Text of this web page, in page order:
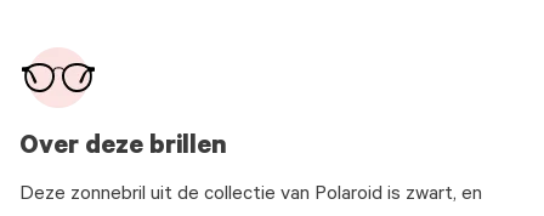
Over deze brillen
Deze zonnebril uit de collectie van Polaroid is zwart, en